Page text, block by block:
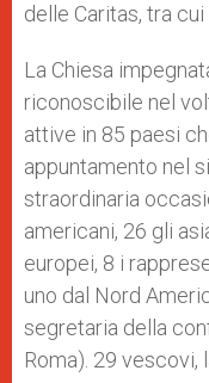
delle Caritas, tra
La Chiesa
riconoscibile nel
attive in 85 paesi
appuntamento nel
straordinaria
americani, 26 gli
europei, 8 i
uno dal Nord
segretaria della
Roma). 29 vescovi,